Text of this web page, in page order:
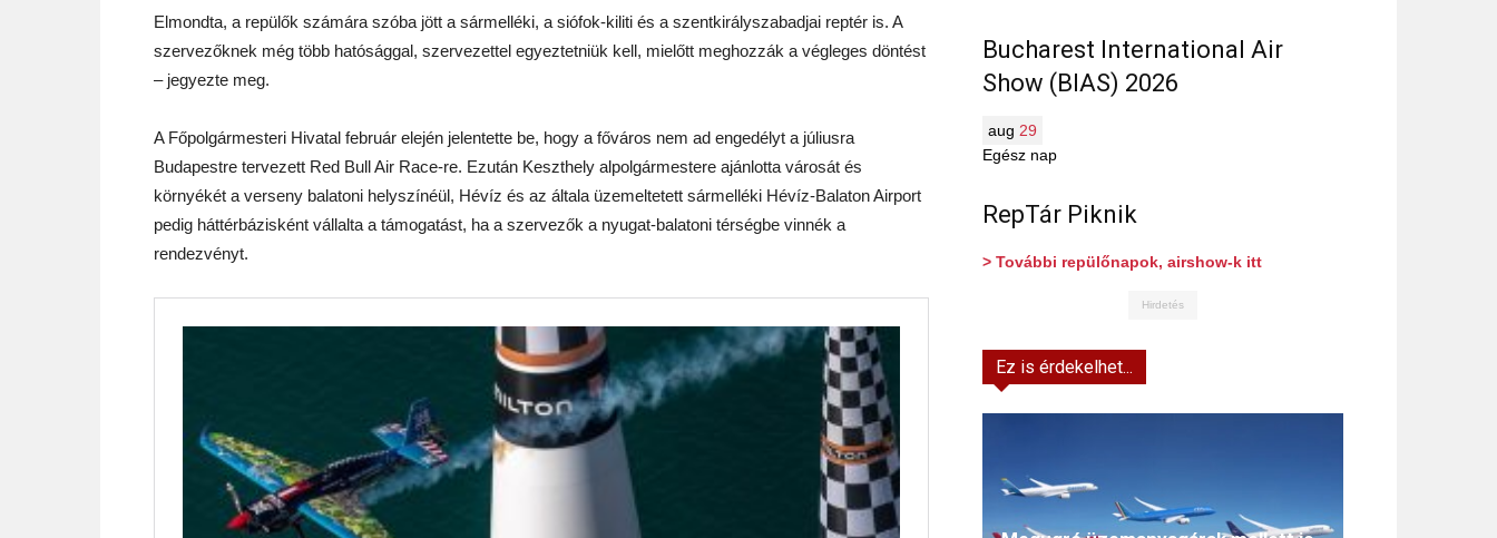
Elmondta, a repülők számára szóba jött a sármelléki, a siófok-kiliti és a szentkirályszabadjai reptér is. A
szervezőknek még több hatósággal, szervezettel egyeztetniük kell, mielőtt meghozzák a végleges döntést
– jegyezte meg.
A Főpolgármesteri Hivatal február elején jelentette be, hogy a főváros nem ad engedélyt a júliusra
Budapestre tervezett Red Bull Air Race-re. Ezután Keszthely alpolgármestere ajánlotta városát és
környékét a verseny balatoni helyszínéül, Hévíz és az általa üzemeltetett sármelléki Hévíz-Balaton Airport
pedig háttérbázisként vállalta a támogatást, ha a szervezők a nyugat-balatoni térségbe vinnék a
rendezvényt.
Bucharest International Air
Show (BIAS) 2026
aug 29
Egész nap
RepTár Piknik
> További repülőnapok, airshow-k itt
Hirdetés
Ez is érdekelhet...